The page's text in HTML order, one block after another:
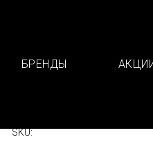
БРЕНДЫ
SKU: